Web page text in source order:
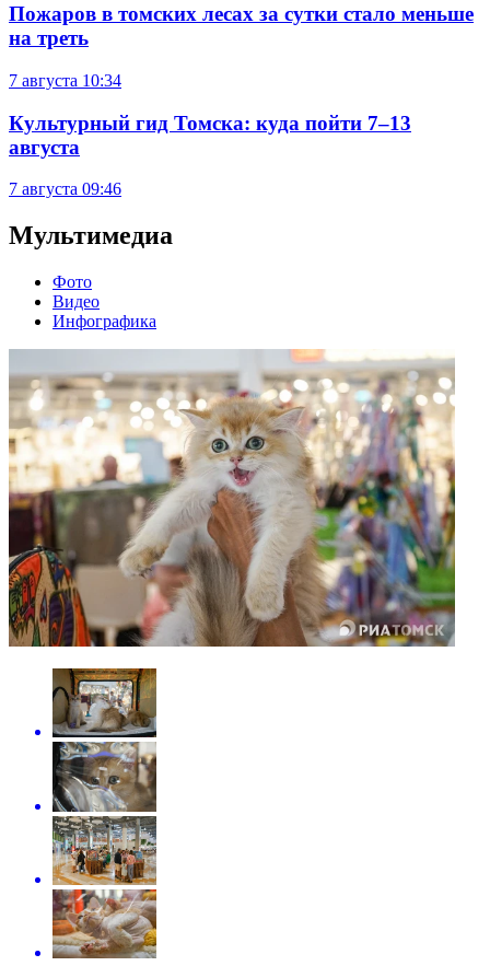
Пожаров в томских лесах за сутки стало меньше
на треть
7 августа 10:34
Культурный гид Томска: куда пойти 7–13
августа
7 августа 09:46
Мультимедиа
Фото
Видео
Инфографика